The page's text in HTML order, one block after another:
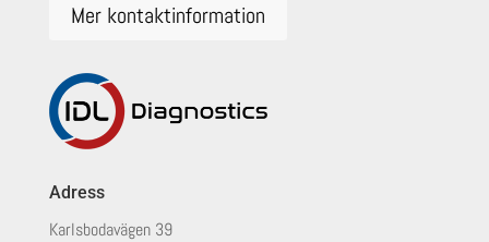
Mer kontaktinformation
Adress
Karlsbodavägen 39